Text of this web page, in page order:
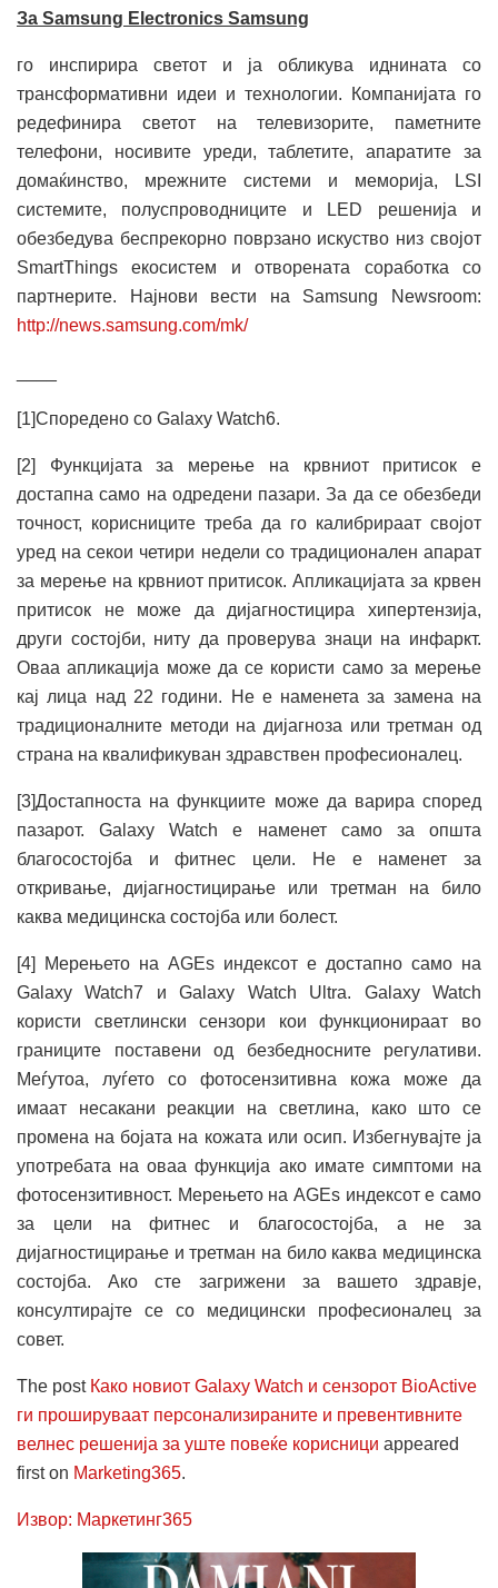
За Samsung Electronics Samsung
го инспирира светот и ја обликува иднината со
трансформативни идеи и технологии. Компанијата го
редефинира светот на телевизорите, паметните
телефони, носивите уреди, таблетите, апаратите за
домаќинство, мрежните системи и меморија, LSI
системите, полуспроводниците и LED решенија и
обезбедува беспрекорно поврзано искуство низ својот
SmartThings екосистем и отворената соработка со
партнерите. Најнови вести на Samsung Newsroom:
http://news.samsung.com/mk/
[1]Споредено со Galaxy Watch6.
[2] Функцијата за мерење на крвниот притисок е
достапна само на одредени пазари. За да се обезбеди
точност, корисниците треба да го калибрираат својот
уред на секои четири недели со традиционален апарат
за мерење на крвниот притисок. Апликацијата за крвен
притисок не може да дијагностицира хипертензија,
други состојби, ниту да проверува знаци на инфаркт.
Оваа апликација може да се користи само за мерење
кај лица над 22 години. Не е наменета за замена на
традиционалните методи на дијагноза или третман од
страна на квалификуван здравствен професионалец.
[3]Достапноста на функциите може да варира според
пазарот. Galaxy Watch е наменет само за општа
благосостојба и фитнес цели. Не е наменет за
откривање, дијагностицирање или третман на било
каква медицинска состојба или болест.
[4] Мерењето на AGEs индексот е достапно само на
Galaxy Watch7 и Galaxy Watch Ultra. Galaxy Watch
користи светлински сензори кои функционираат во
границите поставени од безбедносните регулативи.
Меѓутоа, луѓето со фотосензитивна кожа може да
имаат несакани реакции на светлина, како што се
промена на бојата на кожата или осип. Избегнувајте ја
употребата на оваа функција ако имате симптоми на
фотосензитивност. Мерењето на AGEs индексот е само
за цели на фитнес и благосостојба, а не за
дијагностицирање и третман на било каква медицинска
состојба. Ако сте загрижени за вашето здравје,
консултирајте се со медицински професионалец за
совет.
The post Како новиот Galaxy Watch и сензорот BioActive
ги прошируваат персонализираните и превентивните
велнес решенија за уште повеќе корисници appeared
first on Marketing365.
Извор: Маркетинг365